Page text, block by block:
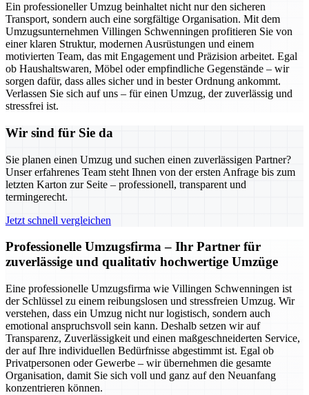
Ein professioneller Umzug beinhaltet nicht nur den sicheren
Transport, sondern auch eine sorgfältige Organisation. Mit dem
Umzugsunternehmen Villingen Schwenningen profitieren Sie von
einer klaren Struktur, modernen Ausrüstungen und einem
motivierten Team, das mit Engagement und Präzision arbeitet. Egal
ob Haushaltswaren, Möbel oder empfindliche Gegenstände – wir
sorgen dafür, dass alles sicher und in bester Ordnung ankommt.
Verlassen Sie sich auf uns – für einen Umzug, der zuverlässig und
stressfrei ist.
Wir sind für Sie da
Sie planen einen Umzug und suchen einen zuverlässigen Partner?
Unser erfahrenes Team steht Ihnen von der ersten Anfrage bis zum
letzten Karton zur Seite – professionell, transparent und
termingerecht.
Jetzt schnell vergleichen
Professionelle Umzugsfirma – Ihr Partner für
zuverlässige und qualitativ hochwertige Umzüge
Eine professionelle Umzugsfirma wie Villingen Schwenningen ist
der Schlüssel zu einem reibungslosen und stressfreien Umzug. Wir
verstehen, dass ein Umzug nicht nur logistisch, sondern auch
emotional anspruchsvoll sein kann. Deshalb setzen wir auf
Transparenz, Zuverlässigkeit und einen maßgeschneiderten Service,
der auf Ihre individuellen Bedürfnisse abgestimmt ist. Egal ob
Privatpersonen oder Gewerbe – wir übernehmen die gesamte
Organisation, damit Sie sich voll und ganz auf den Neuanfang
konzentrieren können.